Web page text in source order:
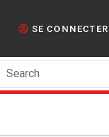
SE CONNECTER
Search